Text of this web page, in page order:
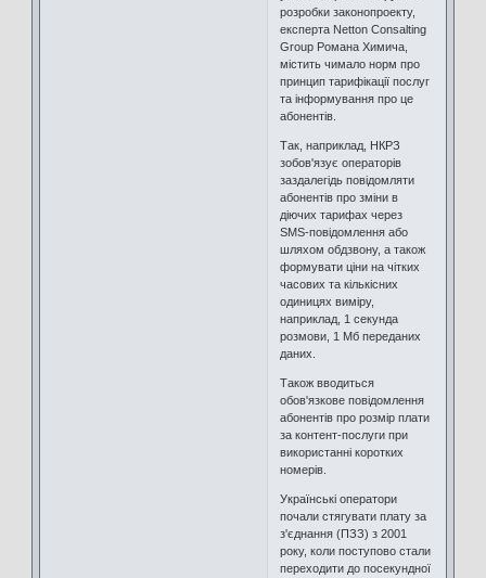
розробки законопроекту,
експерта Netton Consalting
Group Романа Химича,
містить чимало норм про
принцип тарифікації послуг
та інформування про це
абонентів.
Так, наприклад, НКРЗ
зобов'язує операторів
заздалегідь повідомляти
абонентів про зміни в
діючих тарифах через
SMS-повідомлення або
шляхом обдзвону, а також
формувати ціни на чітких
часових та кількісних
одиницях виміру,
наприклад, 1 секунда
розмови, 1 Мб переданих
даних.
Також вводиться
обов'язкове повідомлення
абонентів про розмір плати
за контент-послуги при
використанні коротких
номерів.
Українські оператори
почали стягувати плату за
з'єднання (ПЗЗ) з 2001
року, коли поступово стали
переходити до посекундної